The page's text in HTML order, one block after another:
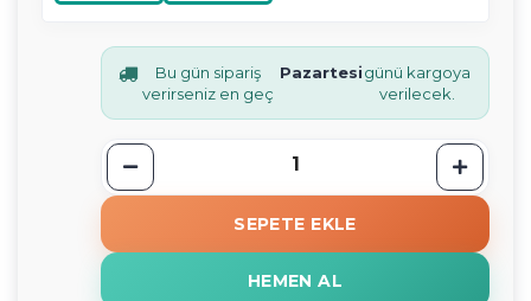
Bu gün sipariş
verirseniz en geç
Pazartesigünü kargoya
verilecek.
SEPETE EKLE
HEMEN AL